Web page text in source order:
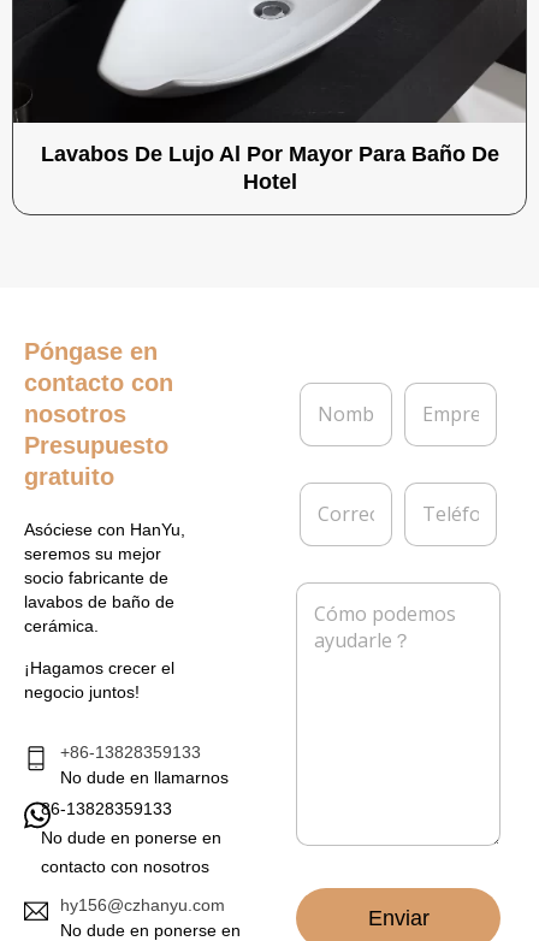
Lavabos De Lujo Al Por Mayor Para Baño De
Hotel
Póngase en
contacto con
nosotros
Presupuesto
gratuito
Asóciese con HanYu,
seremos su mejor
socio fabricante de
lavabos de baño de
cerámica.
¡Hagamos crecer el
negocio juntos!
+86-13828359133
No dude en llamarnos
86-13828359133
No dude en ponerse en
contacto con nosotros
hy156@czhanyu.com
No dude en ponerse en
N
m
r
E
p
e
C
r
e
c
T
l
f
o
n
M
Enviar